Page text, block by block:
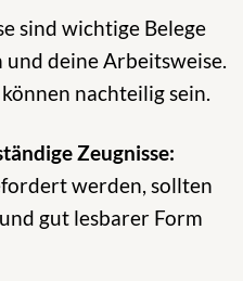
sind wichtige Belege
deine Arbeitsweise.
nachteilig sein.
Zeugnisse:
werden, sollten
gut lesbarer Form